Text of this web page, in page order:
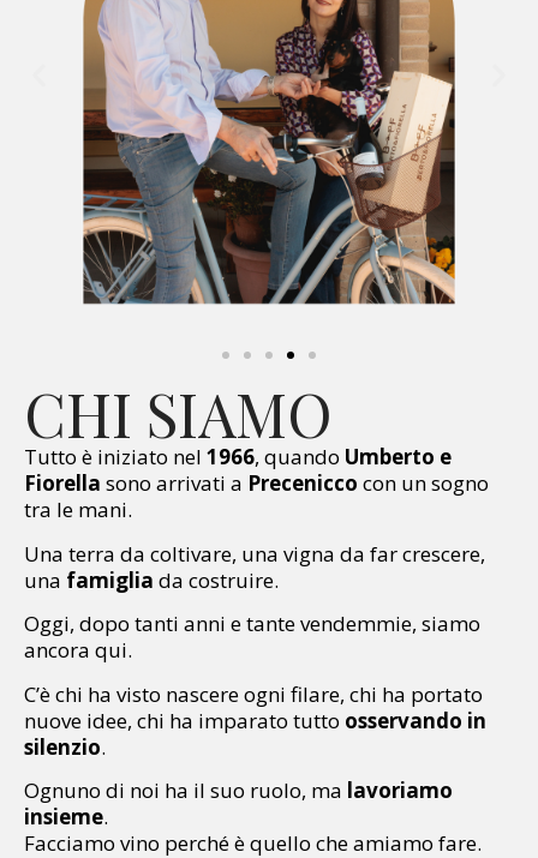
CHI SIAMO
Tutto è iniziato nel 1966, quando Umberto e
Fiorella sono arrivati a Precenicco con un sogno
tra le mani.
Una terra da coltivare, una vigna da far crescere,
una famiglia da costruire.
Oggi, dopo tanti anni e tante vendemmie, siamo
ancora qui.
C’è chi ha visto nascere ogni filare, chi ha portato
nuove idee, chi ha imparato tutto osservando in
silenzio.
Ognuno di noi ha il suo ruolo, ma lavoriamo
insieme.
Facciamo vino perché è quello che amiamo fare.